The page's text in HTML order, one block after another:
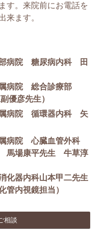
す。来院前にお電話を
来ます。
部病院 糖尿病内科 田
属病院 総合診療部
優彦先生）
属病院 循環器内科 矢
属病院 心臓血管外科
馬場康平先生 牛草淳
化器内科山本甲二先生
管内視鏡担当）
相談